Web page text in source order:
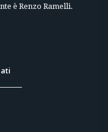
è Renzo Ramelli.